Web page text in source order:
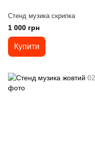
Стенд музика скрипка
1 000 грн
Купити